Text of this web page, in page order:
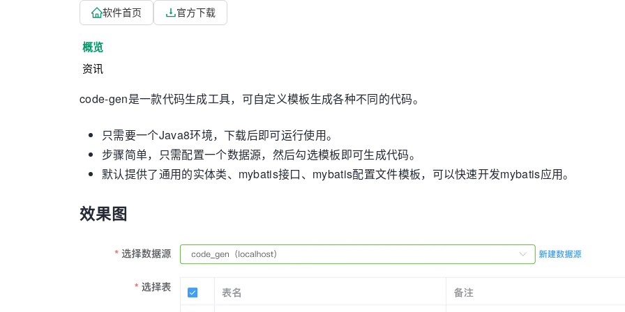
软件首页 官方下载
概览
资讯
code-gen是一款代码生成工具，可自定义模板生成各种不同的代码。
只需要一个Java8环境，下载后即可运行使用。
步骤简单，只需配置一个数据源，然后勾选模板即可生成代码。
默认提供了通用的实体类、mybatis接口、mybatis配置文件模板，可以快速开发mybatis应用。
效果图